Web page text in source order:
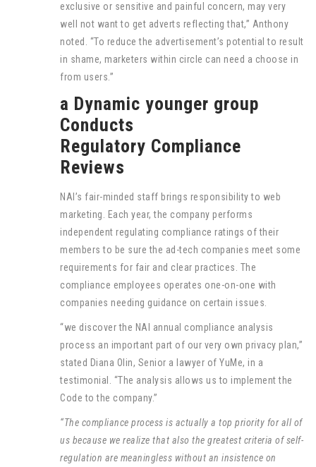
exclusive or sensitive and painful concern, may very
well not want to get adverts reflecting that,” Anthony
noted. “To reduce the advertisement’s potential to result
in shame, marketers within circle can need a choose in
from users.”
a Dynamic younger group
Conducts
Regulatory Compliance
Reviews
NAI’s fair-minded staff brings responsibility to web
marketing. Each year, the company performs
independent regulating compliance ratings of their
members to be sure the ad-tech companies meet some
requirements for fair and clear practices. The
compliance employees operates one-on-one with
companies needing guidance on certain issues.
“we discover the NAI annual compliance analysis
process an important part of our very own privacy plan,”
stated Diana Olin, Senior a lawyer of YuMe, in a
testimonial. “The analysis allows us to implement the
Code to the company.”
“The compliance process is actually a top priority for all of
us because we realize that also the greatest criteria of self-
regulation are meaningless without an insistence on